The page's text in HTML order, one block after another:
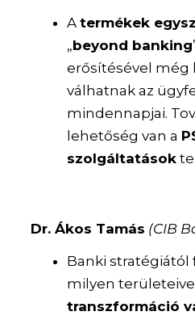
Atermékek
„beyond banking
erősítésével még
válhatnak az
mindennapjai.
lehetőség van a
szolgáltatások
Dr. Ákos Tamás (CIB
Banki stratégiától
milyen
transzformáció